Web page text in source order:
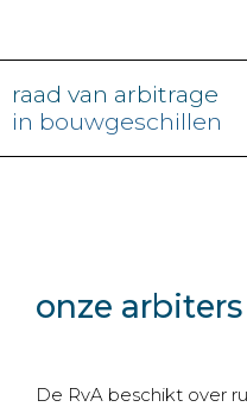
raad van arbitrage
in bouwgeschillen
onze arbiters
De RvA beschikt over